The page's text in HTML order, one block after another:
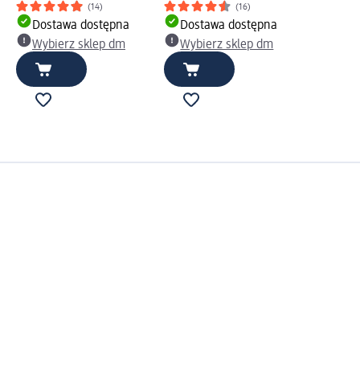
(14)
Dostawa dostępna
Wybierz sklep dm
(16)
Dostawa dostępna
Wybierz sklep dm